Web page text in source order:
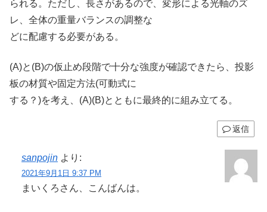
られる。ただし、長さがあるので、変形による光軸のズ
レ、全体の重量バランスの調整な
どに配慮する必要がある。
(A)と(B)の仮止め段階で十分な強度が確認できたら、投影
板の材質や固定方法(可動式に
する？)を考え、(A)(B)とともに最終的に組み立てる。
返信
sanpojin より:
2021年9月1日 9:37 PM
まいくろさん、こんばんは。